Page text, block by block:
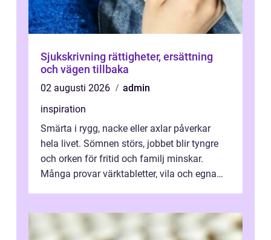
Sjukskrivning rättigheter, ersättning
och vägen tillbaka
02 augusti 2026
admin
inspiration
Smärta i rygg, nacke eller axlar påverkar
hela livet. Sömnen störs, jobbet blir tyngre
och orken för fritid och familj minskar.
Många provar värktabletter, vila och egna